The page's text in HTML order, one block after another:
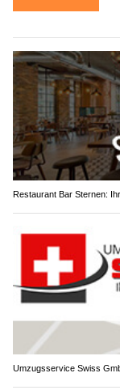
Restaurant Bar Sternen:
Umzugsservice Swiss